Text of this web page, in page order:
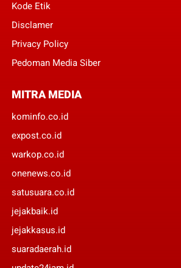
Kode Etik
Disclamer
Privacy Policy
Pedoman Media Siber
MITRA MEDIA
kominfo.co.id
expost.co.id
warkop.co.id
onenews.co.id
satusuara.co.id
jejakbaik.id
jejakkasus.id
suaradaerah.id